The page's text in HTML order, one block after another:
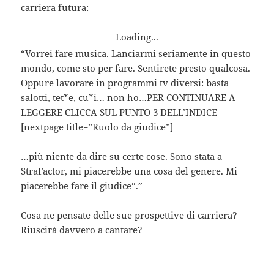
carriera futura:
Loading...
“Vorrei fare musica. Lanciarmi seriamente in questo
mondo, come sto per fare. Sentirete presto qualcosa.
Oppure lavorare in programmi tv diversi: basta
salotti, tet*e, cu*i… non ho…PER CONTINUARE A
LEGGERE CLICCA SUL PUNTO 3 DELL’INDICE
[nextpage title=”Ruolo da giudice”]
…più niente da dire su certe cose. Sono stata a
StraFactor, mi piacerebbe una cosa del genere. Mi
piacerebbe fare il giudice“.”
Cosa ne pensate delle sue prospettive di carriera?
Riuscirà davvero a cantare?